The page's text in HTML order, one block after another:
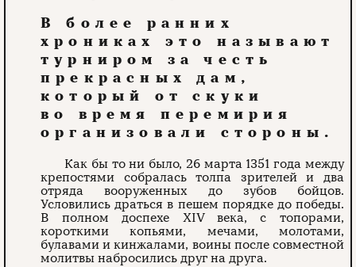
В более ранних
хрониках это называют
турниром за честь
прекрасных дам,
который от скуки
во время перемирия
организовали стороны.
Как бы то ни было, 26 марта 1351 года между
крепостями собралась толпа зрителей и два
отряда вооруженных до зубов бойцов.
Условились драться в пешем порядке до победы.
В полном доспехе XIV века, с топорами,
короткими копьями, мечами, молотами,
булавами и кинжалами, воины после совместной
молитвы набросились друг на друга.